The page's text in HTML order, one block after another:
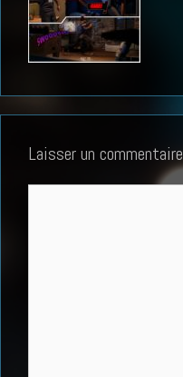
Laisser un commentaire